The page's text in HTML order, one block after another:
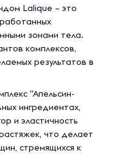
Lalique – это
зонами тела.
комплексов,
результатов в
"Апельсин-
ингредиентах,
и эластичность
что делает
стремящихся к